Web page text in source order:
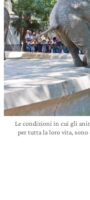
Le condizioni in cui gli
per tutta la loro vita,